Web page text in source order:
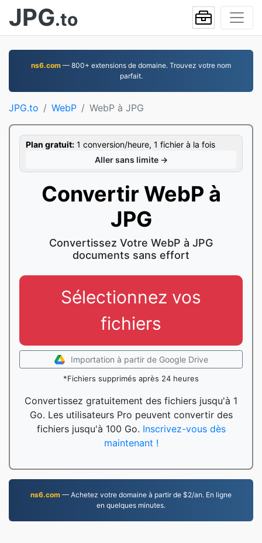
JPG.to
ns6.com — 800+ extensions de domaine. Trouvez votre nom
parfait.
JPG.to WebP WebP à JPG
Plan gratuit: 1 conversion/heure, 1 fichier à la fois
Aller sans limite →
Convertir WebP à
JPG
Convertissez Votre WebP à JPG
documents sans effort
Sélectionnez vos
fichiers
Importation à partir de Google Drive
*Fichiers supprimés après 24 heures
Convertissez gratuitement des fichiers jusqu'à 1
Go. Les utilisateurs Pro peuvent convertir des
fichiers jusqu'à 100 Go. Inscrivez-vous dès
maintenant !
ns6.com — Achetez votre domaine à partir de $2/an. En ligne
en quelques minutes.